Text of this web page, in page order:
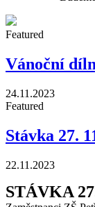
Featured
Vánoční
24.11.2023
Featured
Stávka 27.
22.11.2023
STÁVKA